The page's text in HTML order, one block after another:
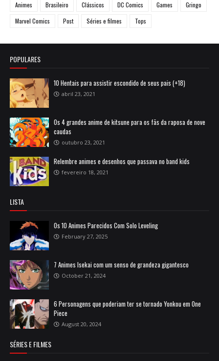
Animes Brasileiro Clássicos DC Comics Games
Gringo
Marvel Comics
Post Séries e filmes Tops
POPULARES
10 Hentais para assistir escondido de seus pais (+18)
abril 23, 2021
Os 4 grandes anime de kitsune para os fãs da raposa de nove
caudas
outubro 23, 2021
Relembre animes e desenhos que passava no band kids
fevereiro 18, 2021
LISTA
Os 10 Animes Parecidos Com Solo Leveling
February 27, 2025
7 Animes Isekai com um senso de grandeza gigantesco
October 21, 2024
6 Personagens que poderiam ter se tornado Yonkou em One
Piece
August 20, 2024
SÉRIES E FILMES